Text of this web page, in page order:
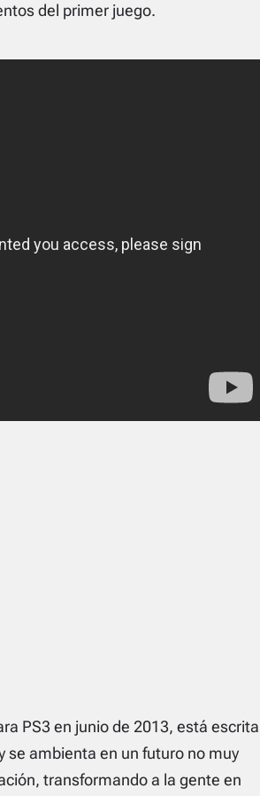
del primer juego.
PS3 en junio de 2013, está escrita
ambienta en un futuro no muy
transformando a la gente en